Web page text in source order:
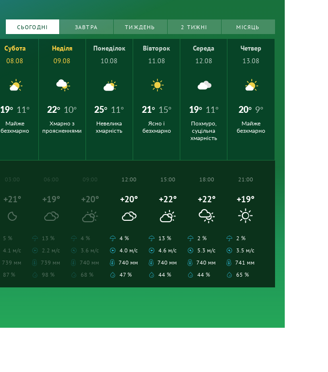
СЬОГОДНІ ЗАВТРА ТИЖДЕНЬ 2 ТИЖНІ МІСЯЦЬ
Субота
08.08
19° 11°
Майже
безхмарно
Неділя
09.08
22° 10°
Хмарно з
проясненнями
Понеділок
10.08
25° 11°
Невелика
хмарність
Вівторок
11.08
21° 15°
Ясно і
безхмарно
Середа
12.08
19° 11°
Похмуро,
суцільна
хмарність
Четвер
13.08
20° 9°
Майже
безхмарно
03:00
+21°
5 %
4.1 м/с
739 мм
87 %
06:00
+19°
13 %
2.2 м/с
739 мм
98 %
09:00
+20°
4 %
3.6 м/с
740 мм
68 %
12:00
+20°
4 %
4.0 м/с
740 мм
47 %
15:00
+22°
13 %
4.6 м/с
740 мм
44 %
18:00
+22°
2 %
5.3 м/с
740 мм
44 %
21:00
+19°
2 %
3.5 м/с
741 мм
65 %